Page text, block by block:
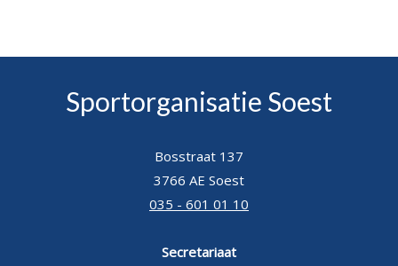
Sportorganisatie Soest
Bosstraat 137
3766 AE Soest
035 - 601 01 10
Secretariaat